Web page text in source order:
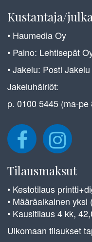
Kustantaja/
• Haumedia Oy
• Paino: Lehtisepät
• Jakelu: Posti
Jakeluhäiriöt:
p. 0100 5445 (ma-pe
Tilausmaksut
• Kestotilaus
• Määräaikainen
• Kausitilaus 4 kk,
Ulkomaan tilaukset